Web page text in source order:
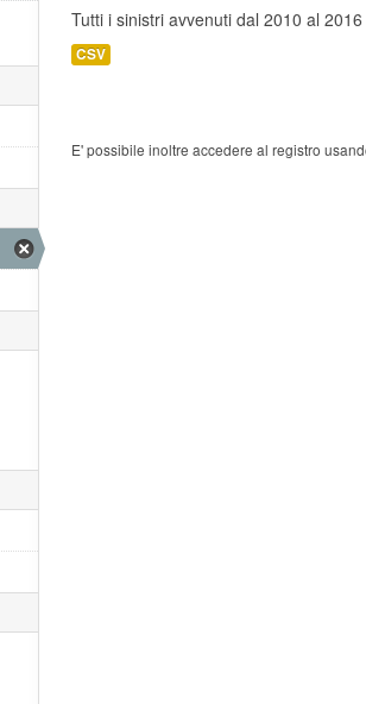
Tutti i sinistri avvenuti dal 2010 al
CSV
E' possibile inoltre accedere al registro